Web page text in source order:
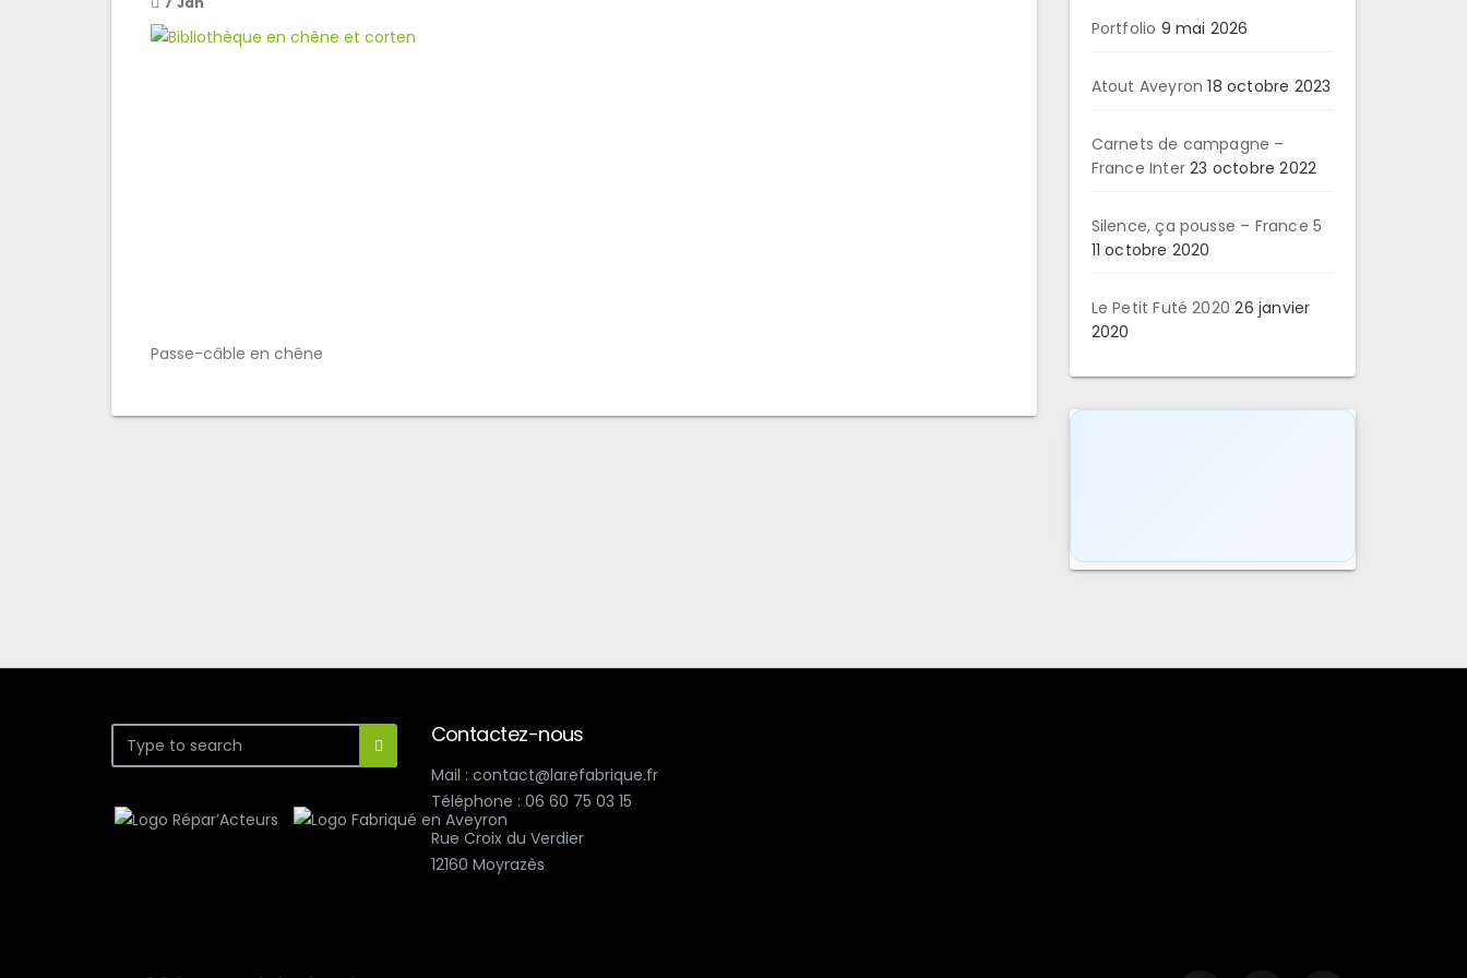
Passe-câble en chêne
Portfolio 9 mai 2026
Atout Aveyron 18 octobre 2023
Carnets de campagne –
France Inter 23 octobre 2022
Silence, ça pousse – France 5
11 octobre 2020
Le Petit Futé 2020 26 janvier
2020
Contactez-nous
Mail : contact@larefabrique.fr
Téléphone : 06 60 75 03 15
Rue Croix du Verdier
12160 Moyrazès